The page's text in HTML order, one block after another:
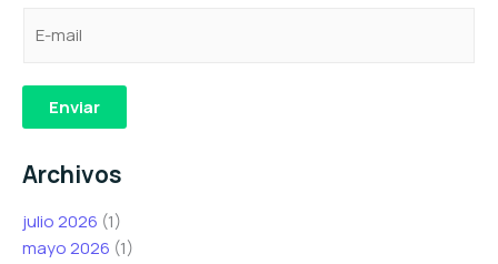
e
C
r
t
ó
i
e
e
e
c
Enviar
Archivos
julio 2026 (1)
mayo 2026 (1)